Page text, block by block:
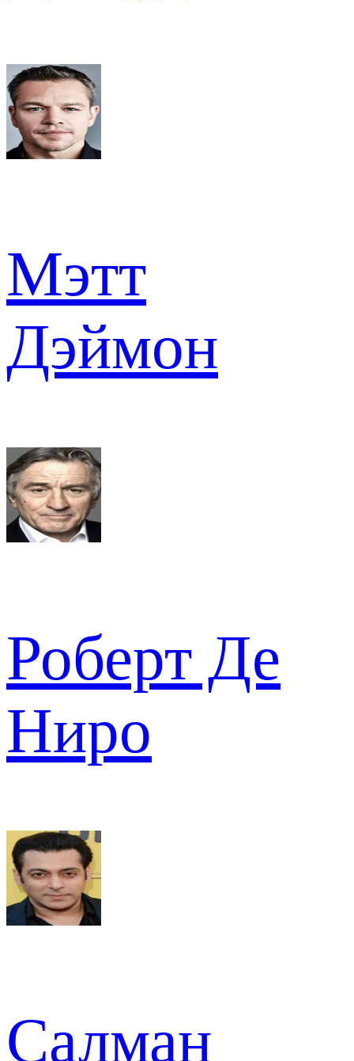
Мэтт
Дэймон
Роберт Де
Ниро
Салман